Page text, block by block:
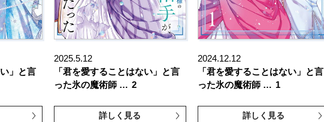
」と言
2025.5.12
「君を愛することはない」と言
った氷の魔術師 … 2
詳しく見る
2024.12.12
「君を愛することはない」と言
った氷の魔術師 … 1
詳しく見る